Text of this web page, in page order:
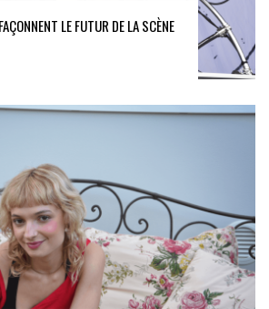
LE FUTUR DE LA SCÈNE